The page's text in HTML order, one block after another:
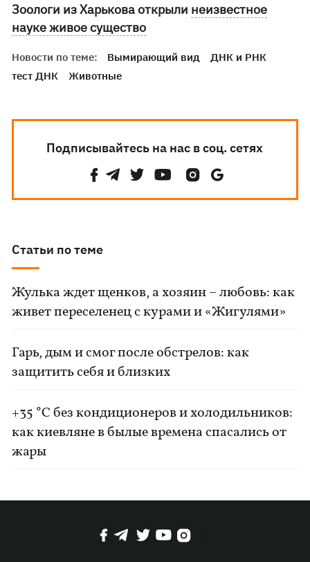
Зоологи из Харькова открыли неизвестное
науке живое существо
Новости по теме: Вымирающий вид
ДНК и РНК
тест ДНК
Животные
Подписывайтесь на нас в соц. сетях
Статьи по теме
Жулька ждет щенков, а хозяин – любовь: как
живет переселенец с курами и «Жигулями»
Гарь, дым и смог после обстрелов: как
защитить себя и близких
+35 °C без кондиционеров и холодильников:
как киевляне в былые времена спасались от
жары